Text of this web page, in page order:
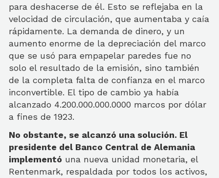
para deshacerse de él. Esto se reflejaba en la
velocidad de circulación, que aumentaba y caía
rápidamente. La demanda de dinero, y un
aumento enorme de la depreciación del marco
que se usó para empapelar paredes fue no
solo el resultado de la emisión, sino también
de la completa falta de confianza en el marco
inconvertible. El tipo de cambio ya había
alcanzado 4.200.000.000.0000 marcos por dólar
a fines de 1923.
No obstante, se alcanzó una solución. El
presidente del Banco Central de Alemania
implementó una nueva unidad monetaria, el
Rentenmark, respaldada por todos los activos,